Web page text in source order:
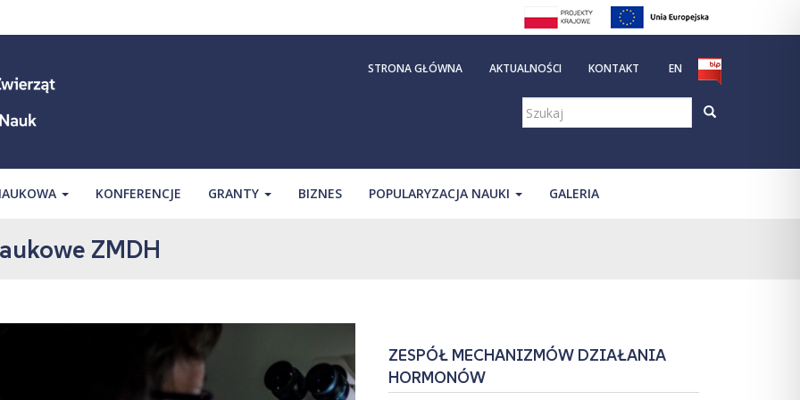
STRONA GŁÓWNA AKTUALNOŚCI KONTAKT EN
Szukaj:
KONFERENCJE GRANTY BIZNES POPULARYZACJA NAUKI GALERIA
ZMDH
ZESPÓŁ MECHANIZMÓW DZIAŁANIA
HORMONÓW